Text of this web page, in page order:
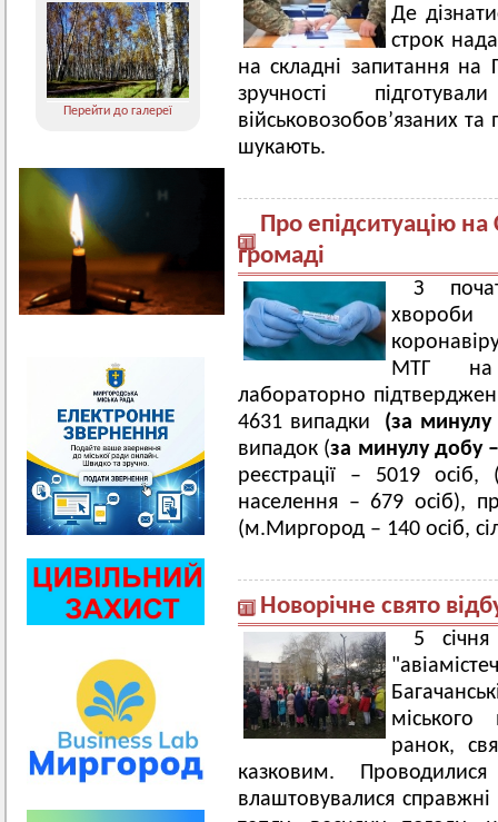
Перейти до галереї
Де
строк
на складні запитання на
зручності
військовозобов’язаних та
шукають.
Про епідситуацію
громаді
З
МТГ на
лабораторно
4631 випадки (за
випадок (за минулу добу
реєстрації – 5019
населення – 679 осіб),
(м.Миргород – 140 осіб,
Новорічне свято
5
міського
ранок,
казковим.
влаштовувалися